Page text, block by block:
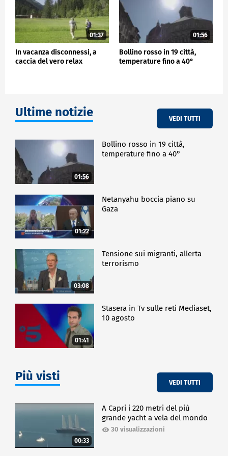
01:37
In vacanza disconnessi, a
caccia del vero relax
01:56
Bollino rosso in 19 città,
temperature fino a 40°
Ultime notizie VEDI TUTTI
01:56
Bollino rosso in 19 città,
temperature fino a 40°
01:22
Netanyahu boccia piano su
Gaza
03:08
Tensione sui migranti, allerta
terrorismo
01:41
Stasera in Tv sulle reti Mediaset,
10 agosto
Più visti VEDI TUTTI
00:33
A Capri i 220 metri del più
grande yacht a vela del mondo
30 visualizzazioni